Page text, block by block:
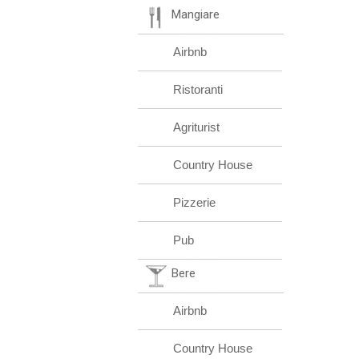
Mangiare
Airbnb
Ristoranti
Agriturist
Country House
Pizzerie
Pub
Bere
Airbnb
Country House